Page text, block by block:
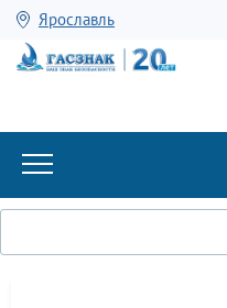
Ярославль